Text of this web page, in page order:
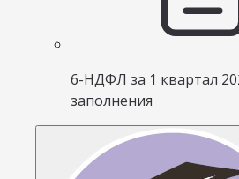
6-НДФЛ за 1 квартал
заполнения